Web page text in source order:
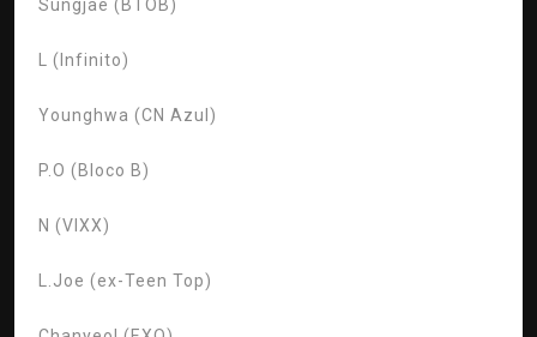
Sungjae (BTOB)
L (Infinito)
Younghwa (CN Azul)
P.O (Bloco B)
N (VIXX)
L.Joe (ex-Teen Top)